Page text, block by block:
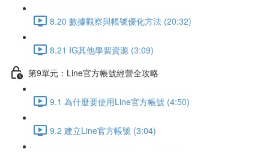
8.20 數據觀察與帳號優化方法 (20:32)
8.21 IG其他學習資源 (3:09)
第9單元：Line官方帳號經營全攻略
9.1 為什麼要使用Line官方帳號 (4:50)
9.2 建立Line官方帳號 (3:04)